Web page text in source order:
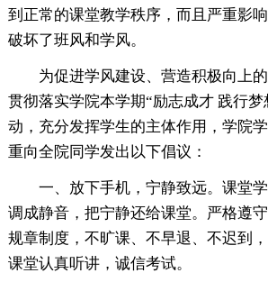
到正常的课堂教学秩序，而且严重影
破坏了班风和学风。
为促进学风建设、营造积极向上
贯彻落实学院本学期“励志成才 践行
动，充分发挥学生的主体作用，学院
重向全院同学发出以下倡议：
一、放下手机，宁静致远。课堂
调成静音，把宁静还给课堂。严格遵
规章制度，不旷课、不早退、不迟到
课堂认真听讲，诚信考试。